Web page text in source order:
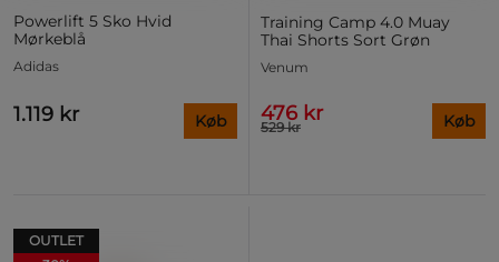
Powerlift 5 Sko Hvid
Mørkeblå
Adidas
1.119 kr Køb
Training Camp 4.0 Muay
Thai Shorts Sort Grøn
Venum
476 kr
529 kr Køb
OUTLET